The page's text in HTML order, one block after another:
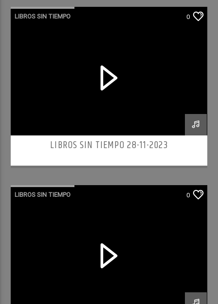
LIBROS SIN TIEMPO 0
LIBROS SIN TIEMPO 28-11-2023
LIBROS SIN TIEMPO 0